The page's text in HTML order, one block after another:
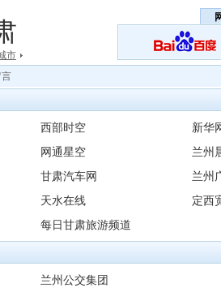
市
言
西部时空
新华
网通星空
兰州
甘肃汽车网
兰州
天水在线
定西
每日甘肃旅游频道
兰州公交集团